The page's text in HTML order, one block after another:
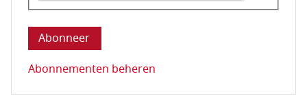
Deze vraag is om te controleren dat u een mens
Abonnementen beheren